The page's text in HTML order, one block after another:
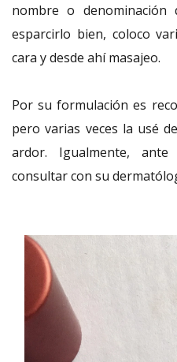
nombre o
esparcirlo bien, coloco
cara y desde ahí masajeo.
Por su formulación es
pero varias veces la usé
ardor. Igualmente,
consultar con su